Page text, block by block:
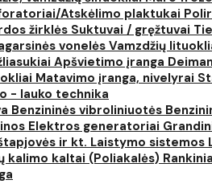
Atskėlimo plaktukai
žirklės Suktuvai / gręžtuvai
vonelės Vamzdžių
Apšvietimo įranga
Matavimo įranga, nivelyrai
- lauko technika
Benzininės vibroliniuotės
Elektros generatoriai
ir kt. Laistymo sistemos
kalimo kaltai (Poliakalės)